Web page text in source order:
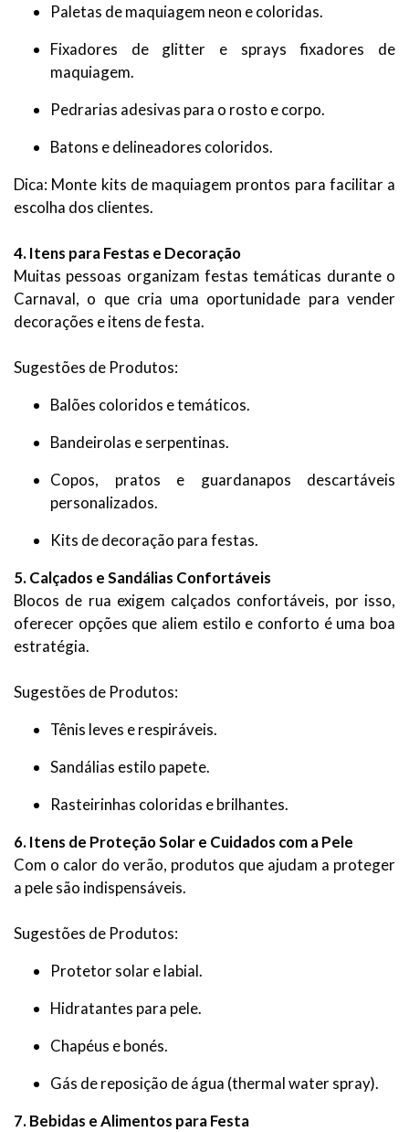
Paletas de maquiagem neon e coloridas.
Fixadores de glitter e sprays fixadores de
maquiagem.
Pedrarias adesivas para o rosto e corpo.
Batons e delineadores coloridos.
Dica: Monte kits de maquiagem prontos para facilitar a
escolha dos clientes.
4. Itens para Festas e Decoração
Muitas pessoas organizam festas temáticas durante o
Carnaval, o que cria uma oportunidade para vender
decorações e itens de festa.
Sugestões de Produtos:
Balões coloridos e temáticos.
Bandeirolas e serpentinas.
Copos, pratos e guardanapos descartáveis
personalizados.
Kits de decoração para festas.
5. Calçados e Sandálias Confortáveis
Blocos de rua exigem calçados confortáveis, por isso,
oferecer opções que aliem estilo e conforto é uma boa
estratégia.
Sugestões de Produtos:
Tênis leves e respiráveis.
Sandálias estilo papete.
Rasteirinhas coloridas e brilhantes.
6. Itens de Proteção Solar e Cuidados com a Pele
Com o calor do verão, produtos que ajudam a proteger
a pele são indispensáveis.
Sugestões de Produtos:
Protetor solar e labial.
Hidratantes para pele.
Chapéus e bonés.
Gás de reposição de água (thermal water spray).
7. Bebidas e Alimentos para Festa